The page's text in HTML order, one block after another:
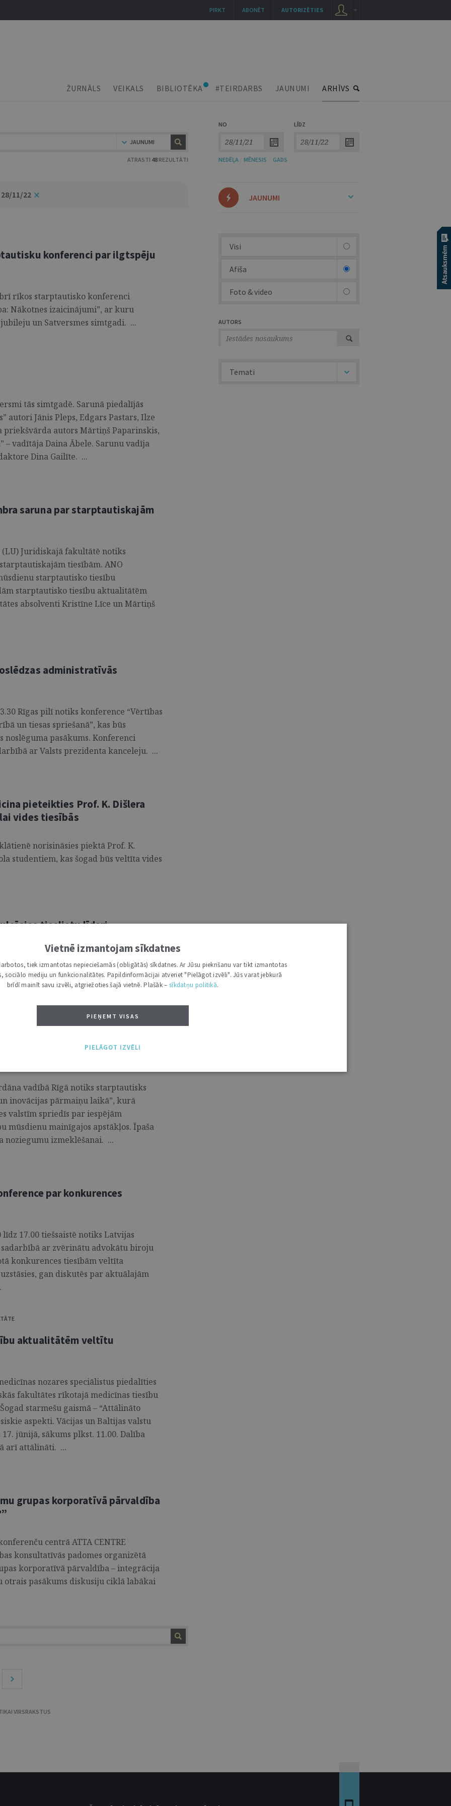
ŽURNĀLS VEIKALS BIBLIOTĒKA #TEIRDARBS JAUNUMI ARHĪVS
JAUNUMI
ATRASTI 48 REZULTĀTI
NO LĪDZ
NEDĒĻA MĒNESIS GADS
11/22
konferenci par ilgtspēju
rīkos starptautisko konferenci
Nākotnes izaicinājumi”, ar kuru
un Satversmes simtgadi. ...
tās simtgadē. Sarunā piedalījās
autori Jānis Pleps, Edgars Pastars, Ilze
priekšvārda autors Mārtiņš Paparinskis,
– vadītāja Daina Ābele. Sarunu vadīja
Dina Gailīte. ...
saruna par starptautiskajām
Juridiskajā fakultātē notiks
tiesībām. ANO
starptautisko tiesību
starptautisko tiesību aktualitātēm
absolventi Kristīne Līce un Mārtiņš
administratīvās
Rīgas pilī notiks konference “Vērtības
un tiesas spriešanā”, kas būs
pasākums. Konferenci
ar Valsts prezidenta kanceleju. ...
pieteikties Prof. K. Dišlera
vides tiesībās
norisināsies piektā Prof. K.
studentiem, kas šogad būs veltīta vides
tieslietu līderi
Rīgas Tieslietu līderu forums
kurā piedalīsies vairāk nekā 35
valstīm, Eiropas Komisijas un
...
par tieslietu līderu atbildību
vadībā Rīgā notiks starptautisks
inovācijas pārmaiņu laikā”, kurā
valstīm spriedīs par iespējām
mūsdienu mainīgajos apstākļos. Īpaša
izmeklēšanai. ...
par konkurences
17.00 tiešsaistē notiks Latvijas
ar zvērinātu advokātu biroju
konkurences tiesībām veltīta
gan diskutēs par aktuālajām
aktualitātēm veltītu
nozares speciālistus piedalīties
fakultātes rīkotajā medicīnas tiesību
starmešu gaismā – “Attālināto
aspekti. Vācijas un Baltijas valstu
jūnijā, sākums plkst. 11.00. Dalība
arī attālināti. ...
grupas korporatīvā pārvaldība
centrā ATTA CENTRE
konsultatīvās padomes organizētā
korporatīvā pārvaldība – integrācija
otrais pasākums diskusiju ciklā labākai
VIRSRAKSTUS
JAUNUMI
Visi
Afiša
Foto & video
AUTORS
Temati
AUTORIZĒTIES
ABONĒT
PIRKT
Vietnē izmantojam sīkdatnes
tiek izmantotas nepieciešamās (obligātās) sīkdatnes. Ar Jūsu piekrišanu var tikt izmantotas
sociālo mediju un funkcionalitātes. Papildinformācijai atveriet "Pielāgot izvēli". Jūs varat jebkurā
brīdī mainīt savu izvēli, atgriežoties šajā vietnē. Plašāk – sīkdatņu politikā.
PIEŅEMT VISAS
PIELĀGOT IZVĒLI